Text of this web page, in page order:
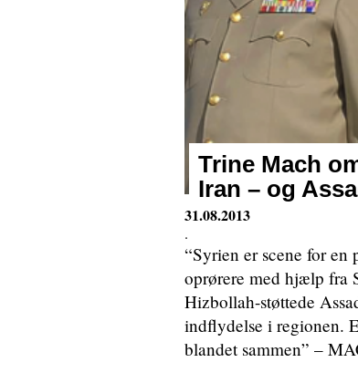
Trine Mach
Iran – og
31.08.2013
.
“Syrien er scene for
oprørere med hjælp fra
Hizbollah-støttede
indflydelse i regionen.
blandet sammen” –